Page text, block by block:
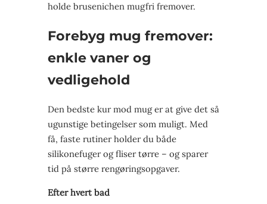
holde brusenichen mugfri fremover.
Forebyg mug fremover:
enkle vaner og
vedligehold
Den bedste kur mod mug er at give det så
ugunstige betingelser som muligt. Med
få, faste rutiner holder du både
silikonefuger og fliser tørre – og sparer
tid på større rengøringsopgaver.
Efter hvert bad